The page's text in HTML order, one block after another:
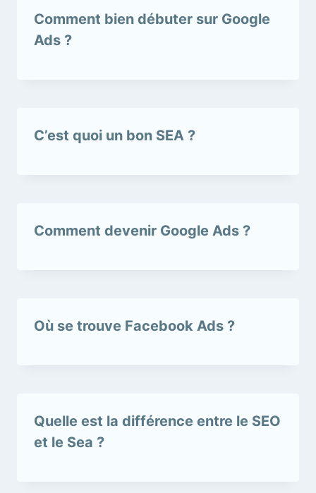
Comment bien débuter sur Google
Ads ?
C’est quoi un bon SEA ?
Comment devenir Google Ads ?
Où se trouve Facebook Ads ?
Quelle est la différence entre le SEO
et le Sea ?